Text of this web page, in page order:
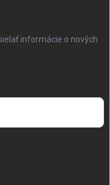
informácie o nových